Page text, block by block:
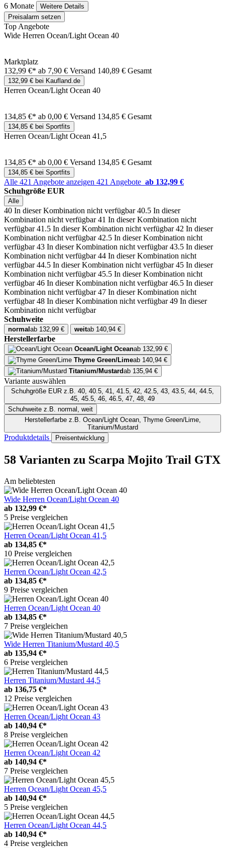
6 Monate
Weitere Details
Preisalarm setzen
Top Angebote
Wide Herren Ocean/Light Ocean 40
Marktplatz
132,99 €* ab 7,90 € Versand 140,89 € Gesamt
132,99 € bei Kaufland.de
Herren Ocean/Light Ocean 40
134,85 €* ab 0,00 € Versand 134,85 € Gesamt
134,85 € bei Sportfits
Herren Ocean/Light Ocean 41,5
134,85 €* ab 0,00 € Versand 134,85 € Gesamt
134,85 € bei Sportfits
Alle 421 Angebote anzeigen 421 Angebote ab 132,99 €
Schuhgröße EUR
Alle
40 In dieser Kombination nicht verfügbar 40.5 In dieser
Kombination nicht verfügbar 41 In dieser Kombination nicht
verfügbar 41.5 In dieser Kombination nicht verfügbar 42 In dieser
Kombination nicht verfügbar 42.5 In dieser Kombination nicht
verfügbar 43 In dieser Kombination nicht verfügbar 43.5 In dieser
Kombination nicht verfügbar 44 In dieser Kombination nicht
verfügbar 44.5 In dieser Kombination nicht verfügbar 45 In dieser
Kombination nicht verfügbar 45.5 In dieser Kombination nicht
verfügbar 46 In dieser Kombination nicht verfügbar 46.5 In dieser
Kombination nicht verfügbar 47 In dieser Kombination nicht
verfügbar 48 In dieser Kombination nicht verfügbar 49 In dieser
Kombination nicht verfügbar
Schuhweite
normal ab 132,99 € weitab 140,94 €
Herstellerfarbe
Ocean/Light Oceanab 132,99 €
Thyme Green/Limeab 140,94 €
Titanium/Mustardab 135,94 €
Variante auswählen
Schuhgröße EUR
45, 45.5, 46, 46.5, 47, 48, 49
Schuhweite z.B. normal, weit
Herstellerfarbez.B. Ocean/Light Ocean, Thyme Green/Lime,
Titanium/Mustard
Produktdetails Preisentwicklung
58 Varianten zu Scarpa Mojito Trail GTX
Am beliebtesten
Wide Herren Ocean/Light Ocean 40
ab 132,99 €*
5 Preise vergleichen
Herren Ocean/Light Ocean 41,5
ab 134,85 €*
10 Preise vergleichen
Herren Ocean/Light Ocean 42,5
ab 134,85 €*
9 Preise vergleichen
Herren Ocean/Light Ocean 40
ab 134,85 €*
7 Preise vergleichen
Wide Herren Titanium/Mustard 40,5
ab 135,94 €*
6 Preise vergleichen
Herren Titanium/Mustard 44,5
ab 136,75 €*
12 Preise vergleichen
Herren Ocean/Light Ocean 43
ab 140,94 €*
8 Preise vergleichen
Herren Ocean/Light Ocean 42
ab 140,94 €*
7 Preise vergleichen
Herren Ocean/Light Ocean 45,5
ab 140,94 €*
5 Preise vergleichen
Herren Ocean/Light Ocean 44,5
ab 140,94 €*
4 Preise vergleichen